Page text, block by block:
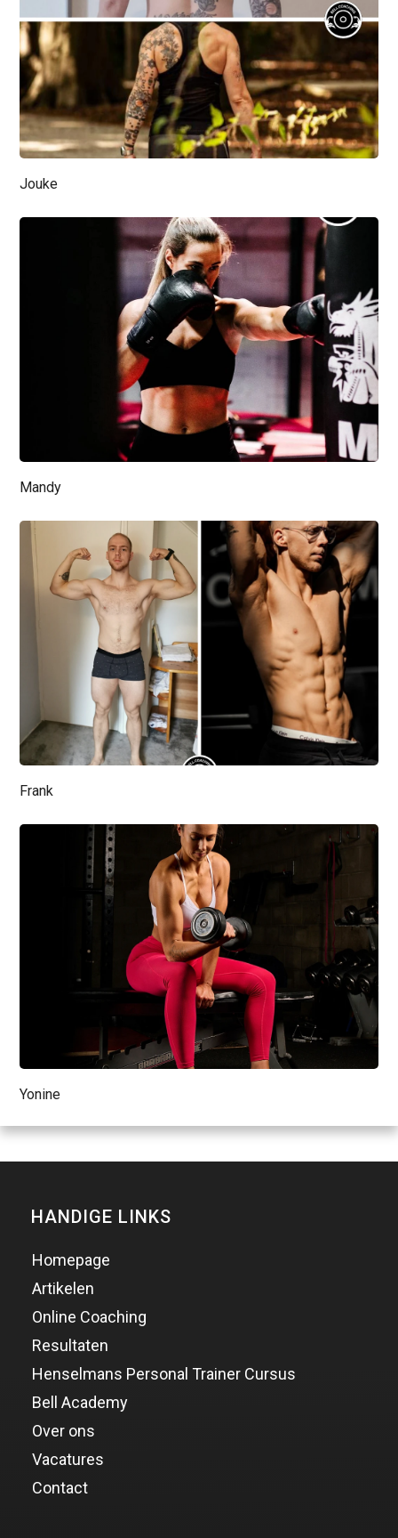
Jouke
Mandy
Frank
Yonine
HANDIGE LINKS
Homepage
Artikelen
Online Coaching
Resultaten
Henselmans Personal Trainer Cursus
Bell Academy
Over ons
Vacatures
Contact